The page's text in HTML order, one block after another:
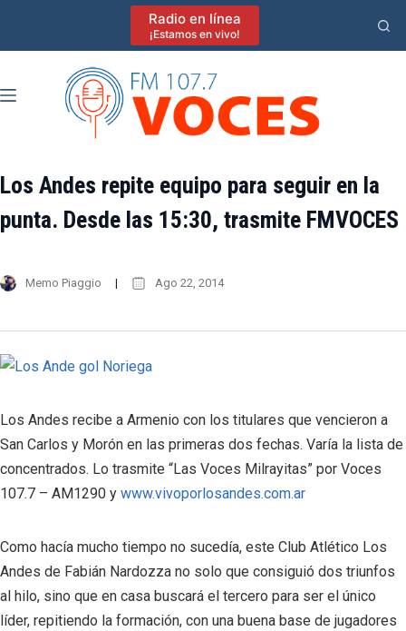
Radio en línea
¡Estamos en vivo!
Los Andes repite equipo para seguir en la
punta. Desde las 15:30, trasmite FMVOCES
Memo Piaggio Ago 22, 2014
Los Andes recibe a Armenio con los titulares que vencieron a
San Carlos y Morón en las primeras dos fechas. Varía la lista de
concentrados. Lo trasmite “Las Voces Milrayitas” por Voces
107.7 – AM1290 y www.vivoporlosandes.com.ar
Como hacía mucho tiempo no sucedía, este Club Atlético Los
Andes de Fabián Nardozza no solo que consiguió dos triunfos
al hilo, sino que en casa buscará el tercero para ser el único
líder, repitiendo la formación, con una buena base de jugadores